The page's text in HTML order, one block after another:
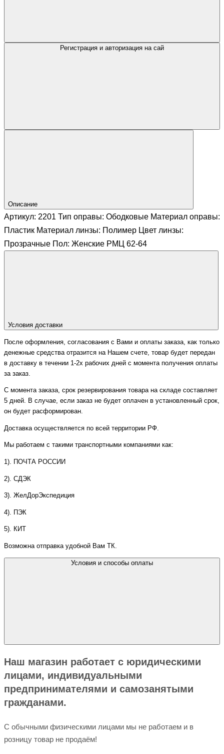
Регистрация и авторизация на сай
Описание
Артикул: 2201 Тип оправы: Ободковые Материал оправы:
Пластик Материал линзы: Полимер Цвет линзы:
Прозрачные Пол: Женские РМЦ 62-64
Условия доставки
После оформления, согласования с Вами и оплаты заказа, как только
денежные средства отразится на Нашем счете, товар будет передан
в доставку в течении 1-2х рабочих дней с момента получения оплаты
за заказ.
С момента заказа, срок резервирования товара на складе составляет
5 дней. В случае, если заказ не будет оплачен в установленный срок,
он будет расформирован.
Доставка осуществляется по всей территории РФ.
Мы работаем с такими транспортными компаниями как:
1). ПОЧТА РОССИИ
2). СДЭК
3). ЖелДорЭкспедиция
4). ПЭК
5). КИТ
Возможна отправка удобной Вам ТК.
Условия и способы оплаты
Наш магазин работает с юридическими
лицами, индивидуальными
предпринимателями и самозанятыми
гражданами.
С обычными физическими лицами мы не работаем и в
розницу товар не продаём!